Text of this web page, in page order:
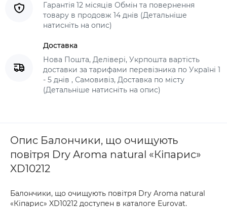
Гарантія 12 місяців Обмін та повернення
товару в продовж 14 днів (Детальніше
натисніть на опис)
Доставка
Нова Пошта, Делівері, Укрпошта вартість
доставки за тарифами перевізника по Україні 1
- 5 днів , Самовивіз, Доставка по місту
(Детальніше натисніть на опис)
Опис Балончики, що очищують
повітря Dry Aroma natural «Кіпарис»
XD10212
Балончики, що очищують повітря Dry Aroma natural
«Кіпарис» XD10212 доступен в каталоге Eurovat.